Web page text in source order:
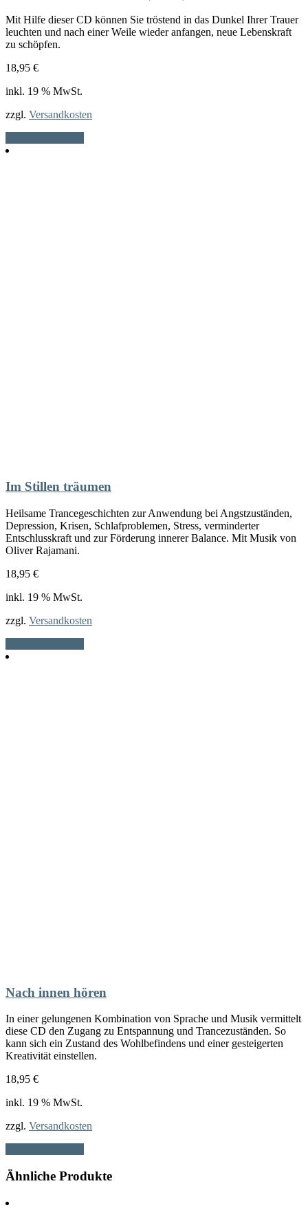
Mit Hilfe dieser CD können Sie tröstend in das Dunkel Ihrer Trauer
leuchten und nach einer Weile wieder anfangen, neue Lebenskraft
zu schöpfen.
18,95 €
inkl. 19 % MwSt.
zzgl. Versandkosten
Im Stillen träumen
Heilsame Trancegeschichten zur Anwendung bei Angstzuständen,
Depression, Krisen, Schlafproblemen, Stress, verminderter
Entschlusskraft und zur Förderung innerer Balance. Mit Musik von
Oliver Rajamani.
18,95 €
inkl. 19 % MwSt.
zzgl. Versandkosten
Nach innen hören
In einer gelungenen Kombination von Sprache und Musik vermittelt
diese CD den Zugang zu Entspannung und Trancezuständen. So
kann sich ein Zustand des Wohlbefindens und einer gesteigerten
Kreativität einstellen.
18,95 €
inkl. 19 % MwSt.
zzgl. Versandkosten
Ähnliche Produkte